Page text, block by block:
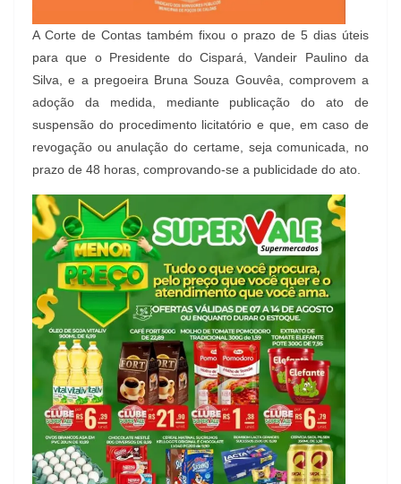
A Corte de Contas também fixou o prazo de 5 dias úteis
para que o Presidente do Cispará, Vandeir Paulino da
Silva, e a pregoeira Bruna Souza Gouvêa, comprovem a
adoção da medida, mediante publicação do ato de
suspensão do procedimento licitatório e que, em caso de
revogação ou anulação do certame, seja comunicada, no
prazo de 48 horas, comprovando-se a publicidade do ato.